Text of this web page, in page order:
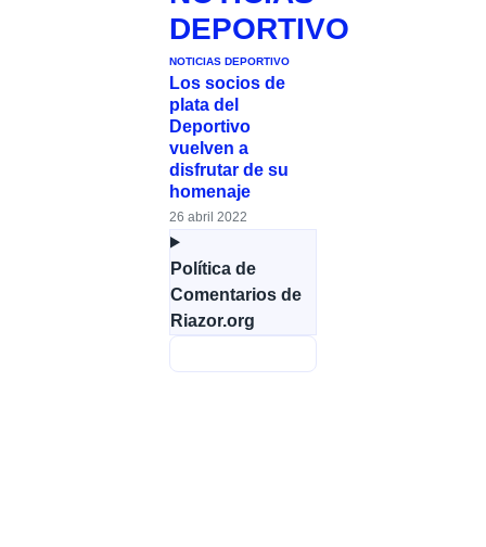
DEPORTIVO
NOTICIAS DEPORTIVO
Los socios de
plata del
Deportivo
vuelven a
disfrutar de su
homenaje
26 abril 2022
Política de
Comentarios de
Riazor.org